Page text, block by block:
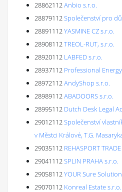
28862112Anbio s.r.o.
28879112Společenství pro
28891112YASMINE CZ s.r.o.
28908112TREOL-RUT, s.r.o.
28920112 LABFED s.r.o.
28937112 Professional
28972112AndyShop s.r.o.
28989112ABADOORS s.r.o.
28995112 Dutch Desk Legal
29012112Společenství
v Městci Králové, T.G.
29035112 REHASPORT
29041112SPLIN PRAHA s.r.o.
29058112YOUR Sure
29070112 Konreal Estate s.r.o.